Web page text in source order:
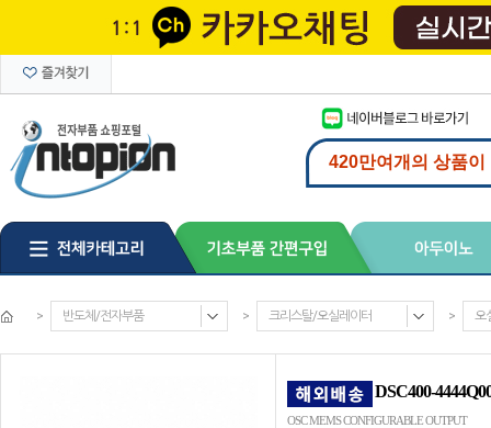
> 반도체/전자부품 > 크리스탈/오실레이터 > 오
DSC400-
OSC MEMS CONFIGURABLE OUTPUT